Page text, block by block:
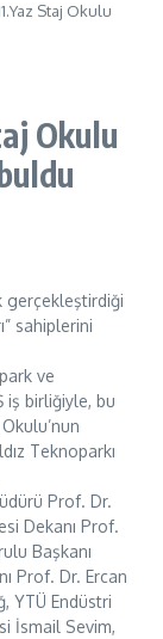
Staj Okulu
Okulu
gerçekleştirdiği
sahiplerini
ve
iş birliğiyle, bu
Teknoparkı
Prof. Dr.
Dekanı Prof.
Başkanı
Prof. Dr. Ercan
YTÜ Endüstri
İsmail Sevim,